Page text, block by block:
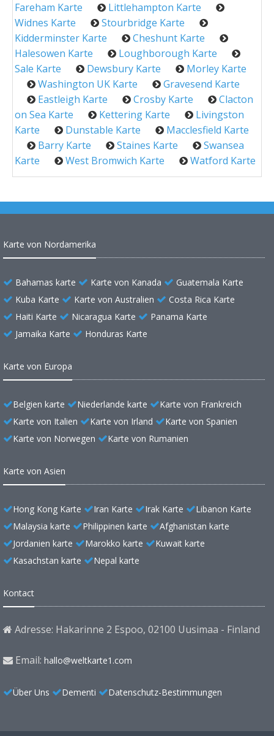
Fareham Karte
Littlehampton Karte
Widnes Karte
Stourbridge Karte
Kidderminster Karte
Cheshunt Karte
Halesowen Karte
Loughborough Karte
Sale Karte
Dewsbury Karte
Morley Karte
Washington UK Karte
Gravesend Karte
Eastleigh Karte
Crosby Karte
Clacton
on Sea Karte
Kettering Karte
Livingston
Karte
Dunstable Karte
Macclesfield Karte
Barry Karte
Staines Karte
Swansea
Karte
West Bromwich Karte Watford Karte
Karte von Nordamerika
Bahamas karte Karte von Kanada
Guatemala Karte
Kuba Karte
Karte von Australien
Costa Rica Karte
Haiti Karte
Nicaragua Karte
Panama Karte
Jamaika Karte
Honduras Karte
Karte von Europa
Belgien karte Niederlande karte
Karte von Frankreich
Karte von Italien
Karte von Irland
Karte von Spanien
Karte von Norwegen
Karte von Rumanien
Karte von Asien
Hong Kong Karte Iran Karte Irak Karte
Libanon Karte
Malaysia karte
Philippinen karte
Afghanistan karte
Jordanien karte
Marokko karte
Kuwait karte
Kasachstan karte
Nepal karte
Kontact
Adresse: Hakarinne 2 Espoo, 02100 Uusimaa - Finland
Email: hallo@weltkarte1.com
Über Uns Dementi Datenschutz-Bestimmungen